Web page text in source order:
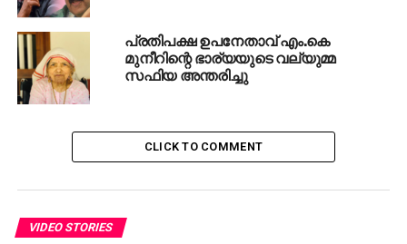
പ്രതിപക്ഷ ഉപനേതാവ് എം.കെ
മുനീറിന്റെ ഭാര്യയുടെ വല്യുമ്മ
സഫിയ അന്തരിച്ചു
CLICK TO COMMENT
VIDEO STORIES